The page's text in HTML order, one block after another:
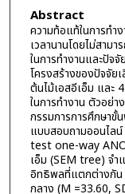
Abstract
ความท้อแท้ในการทำ
เวลานานโดยไม่สาม
ในการทำงานและปัจ
โครงสร้างของปัจจัย
ต้นไม้เอสอีเอ็ม และ
ในการทำงาน ตัวอย่
กรรมการการศึกษาขั้
แบบสอบถามออนไล
test one-way
เอ็ม (SEM tree) จำ
อิทธิพลที่แตกต่างกัน
กลาง (M =33.60,